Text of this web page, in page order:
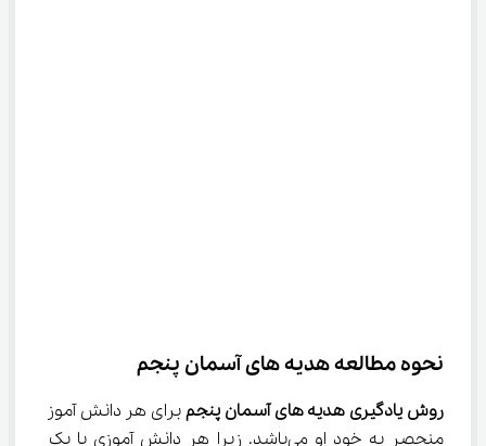
نحوه مطالعه هدیه‌ های آسمان پنجم
روش یادگیری هدیه ‌های آسمان پنجم
برای هر دانش آموز
منحصر به خود او می‌باشد. زیرا هر دانش آموزی با یک